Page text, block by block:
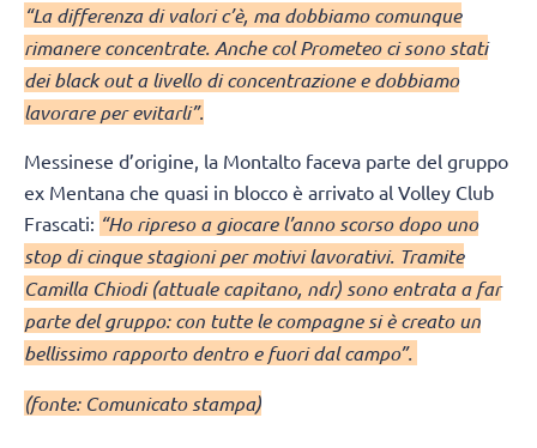
“La differenza di valori c’è, ma dobbiamo comunque
rimanere concentrate. Anche col Prometeo ci sono stati
dei black out a livello di concentrazione e dobbiamo
lavorare per evitarli”.
Messinese d’origine, la Montalto faceva parte del gruppo
ex Mentana che quasi in blocco è arrivato al Volley Club
Frascati: “Ho ripreso a giocare l’anno scorso dopo uno
stop di cinque stagioni per motivi lavorativi. Tramite
Camilla Chiodi (attuale capitano, ndr) sono entrata a far
parte del gruppo: con tutte le compagne si è creato un
bellissimo rapporto dentro e fuori dal campo”.
(fonte: Comunicato stampa)